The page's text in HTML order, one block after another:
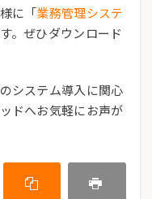
に「業務管理システ
。ぜひダウンロード
システム導入に関心
ドへお気軽にお声が